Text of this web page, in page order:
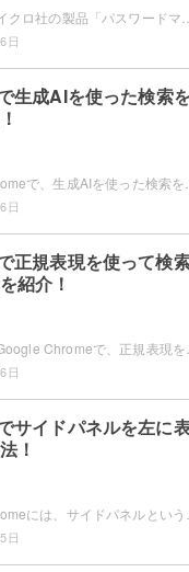
日
生成AIを使った検索
日
正規表現を使って検
紹介！
日
サイドパネルを左に
！
日